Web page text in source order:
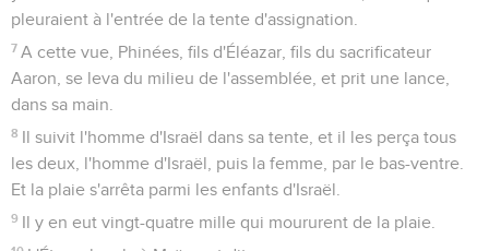
pleuraient à l'entrée de la tente d'assignation.
7 A cette vue, Phinées, fils d'Éléazar, fils du sacrificateur
Aaron, se leva du milieu de l'assemblée, et prit une lance,
dans sa main.
8 Il suivit l'homme d'Israël dans sa tente, et il les perça tous
les deux, l'homme d'Israël, puis la femme, par le bas-ventre.
Et la plaie s'arrêta parmi les enfants d'Israël.
9 Il y en eut vingt-quatre mille qui moururent de la plaie.